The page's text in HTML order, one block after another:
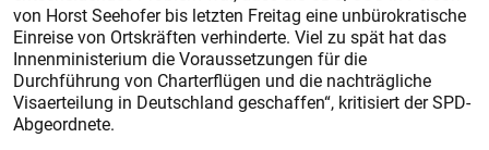
von Horst Seehofer bis letzten Freitag eine unbürokratische
Einreise von Ortskräften verhinderte. Viel zu spät hat das
Innenministerium die Voraussetzungen für die
Durchführung von Charterflügen und die nachträgliche
Visaerteilung in Deutschland geschaffen“, kritisiert der SPD-
Abgeordnete.